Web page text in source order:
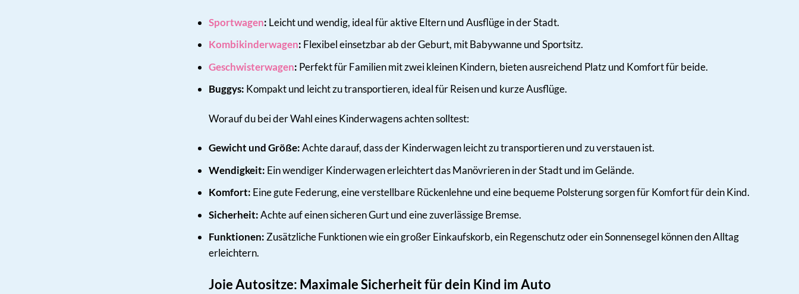
Sportwagen: Leicht und wendig, ideal für aktive Eltern und Ausflüge in der Stadt.
Kombikinderwagen: Flexibel einsetzbar ab der Geburt, mit Babywanne und Sportsitz.
Geschwisterwagen: Perfekt für Familien mit zwei kleinen Kindern, bieten ausreichend Platz und Komfort für beide.
Buggys: Kompakt und leicht zu transportieren, ideal für Reisen und kurze Ausflüge.
Worauf du bei der Wahl eines Kinderwagens achten solltest:
Gewicht und Größe:Achte darauf, dass der Kinderwagen leicht zu transportieren und zu verstauen ist.
Wendigkeit: Ein wendiger Kinderwagen erleichtert das Manövrieren in der Stadt und im Gelände.
Komfort: Eine gute Federung, eine verstellbare Rückenlehne und eine bequeme Polsterung sorgen für Komfort für dein Kind.
Sicherheit:Achte auf einen sicheren Gurt und eine zuverlässige Bremse.
Funktionen:Zusätzliche Funktionen wie ein großer Einkaufskorb, ein Regenschutz oder ein Sonnensegel können den Alltag
erleichtern.
Joie Autositze: Maximale Sicherheit für dein Kind im Auto